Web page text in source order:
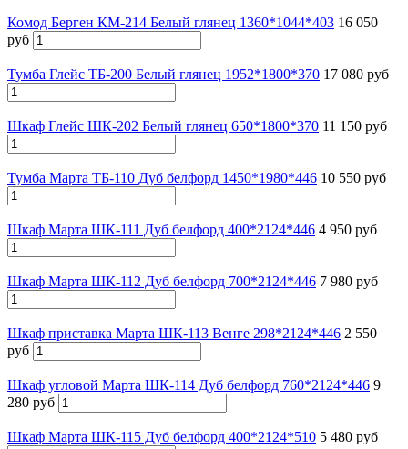
Комод Берген КМ-214 Белый глянец 1360*1044*403 16 050
руб
Тумба Глейс ТБ-200 Белый глянец 1952*1800*370 17 080 руб
Шкаф Глейс ШК-202 Белый глянец 650*1800*370 11 150 руб
Тумба Марта ТБ-110 Дуб белфорд 1450*1980*446 10 550 руб
Шкаф Марта ШК-111 Дуб белфорд 400*2124*446 4 950 руб
Шкаф Марта ШК-112 Дуб белфорд 700*2124*446 7 980 руб
Шкаф приставка Марта ШК-113 Венге 298*2124*446 2 550
руб
Шкаф угловой Марта ШК-114 Дуб белфорд 760*2124*446 9
280 руб
Шкаф Марта ШК-115 Дуб белфорд 400*2124*510 5 480 руб